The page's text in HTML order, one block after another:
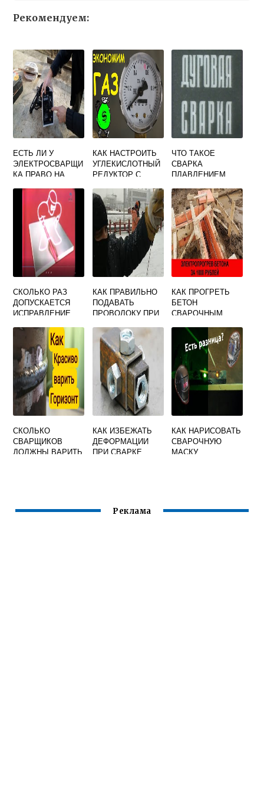
Рекомендуем:
ЕСТЬ ЛИ У
ЭЛЕКТРОСВАРЩИ
КА ПРАВО НА
СВАРОЧНОГО
АППАРАТА К СЕТИ
КАК НАСТРОИТЬ
УГЛЕКИСЛОТНЫЙ
РЕДУКТОР С
ДЛЯ СВАРКИ
ПОЛУАВТОМАТОМ
ЧТО ТАКОЕ
СВАРКА
ПЛАВЛЕНИЕМ
СКОЛЬКО РАЗ
ДОПУСКАЕТСЯ
ИСПРАВЛЕНИЕ
СВАРНОГО ШВА
СВАРКОЙ В
СТАЛЬНЫХ
КОНСТРУКЦИЯХ
КАК ПРАВИЛЬНО
ПОДАВАТЬ
ПРОВОЛОКУ ПРИ
АРГОНОМ
КАК ПРОГРЕТЬ
БЕТОН
СВАРОЧНЫМ
ЧЕРЕЗ АРМАТУРУ
СКОЛЬКО
СВАРЩИКОВ
ДОЛЖНЫ ВАРИТЬ
КАК ИЗБЕЖАТЬ
ДЕФОРМАЦИИ
ПРИ СВАРКЕ
КАК НАРИСОВАТЬ
СВАРОЧНУЮ
МАСКУ
Реклама